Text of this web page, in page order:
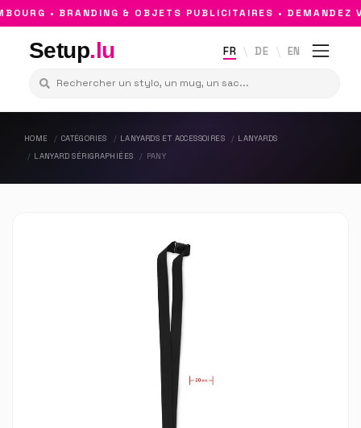
• BRANDING & OBJETS PUBLICITAIRES • DEMANDEZ
Setup.lu FR DE EN
HOME CATÉGORIES LANYARDS ET ACCESSOIRES
LANYARDS
LANYARD SÉRIGRAPHIÉES
PANY